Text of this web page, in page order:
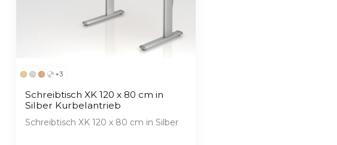
+3
Schreibtisch XK 120 x 80 cm in
Silber Kurbelantrieb
Schreibtisch XK 120 x 80 cm in Silber